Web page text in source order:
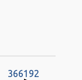
366192